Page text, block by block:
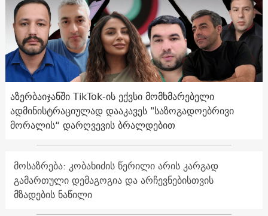
აზერბაიჯანში TikTok-ის ექვსი მომხმარებელი
ადმინისტრაციულად დააკავეს "საზოგადოებრივი
მორალის“ დარღვევის ბრალდებით
მოსაზრება: კობახიძის წერილი არის კარგად
გამართული დემაგოგია და არჩევნებისთვის
მზადების ნაწილი